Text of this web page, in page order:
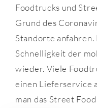
Foodtrucks und
Grund des
Standorte
Schnelligkeit der
wieder. Viele
einen Lieferservice
man das Street